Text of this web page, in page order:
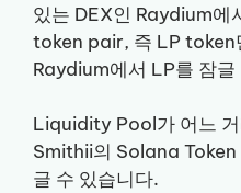
있는 DEX인 Raydium에
token pair, 즉 LP token
Raydium에서 LP를 잠글
Liquidity Pool가 어느
Smithii의 Solana
글 수 있습니다.